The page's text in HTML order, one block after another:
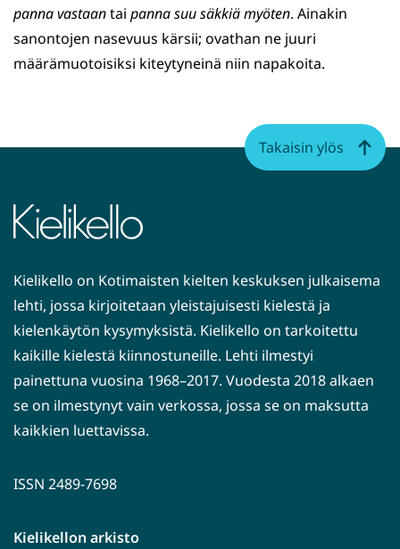
panna vastaantai panna suu säkkiä myöten. Ainakin
sanontojen nasevuus kärsii; ovathan ne juuri
määrämuotoisiksi kiteytyneinä niin napakoita.
Kielikello on Kotimaisten kielten keskuksen julkaisema
lehti, jossa kirjoitetaan yleistajuisesti kielestä ja
kielenkäytön kysymyksistä. Kielikello on tarkoitettu
kaikille kielestä kiinnostuneille. Lehti ilmestyi
painettuna vuosina 1968–2017. Vuodesta 2018 alkaen
se on ilmestynyt vain verkossa, jossa se on maksutta
kaikkien luettavissa.
ISSN 2489-7698
Kielikellon arkisto
Takaisin ylös